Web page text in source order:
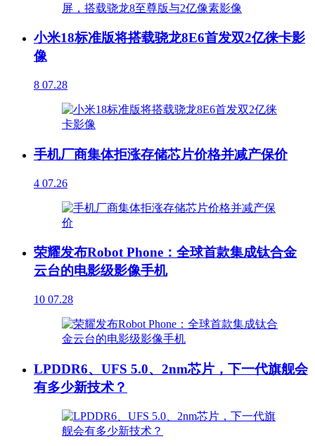
小米18标准版将搭载骁龙8E6首发双2亿徕卡影
像
8 07.28
手机厂商集体拒涨存储芯片价格并减产保价
4 07.26
荣耀发布Robot Phone：全球首款集成钛合金
云台的电影级影像手机
10 07.28
LPDDR6、UFS 5.0、2nm芯片，下一代旗舰会
有多少新技术？